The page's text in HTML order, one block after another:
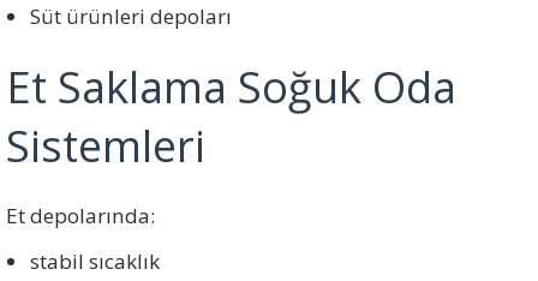
Süt ürünleri depoları
Et Saklama Soğuk Oda
Sistemleri
Et depolarında:
stabil sıcaklık